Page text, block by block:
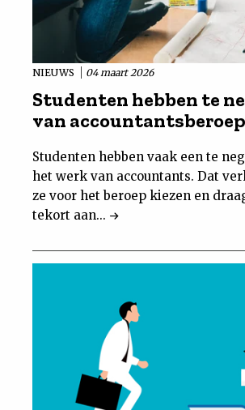
NIEUWS 04 maart 2026
Studenten hebben te
van accountantsberoep
Studenten hebben vaak een te
het werk van accountants. Dat
ze voor het beroep kiezen en
tekort aan...